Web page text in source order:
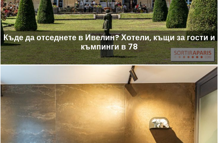
Къде да отседнете в Ивелин? Хотели, къщи за гости и
къмпинги в 78